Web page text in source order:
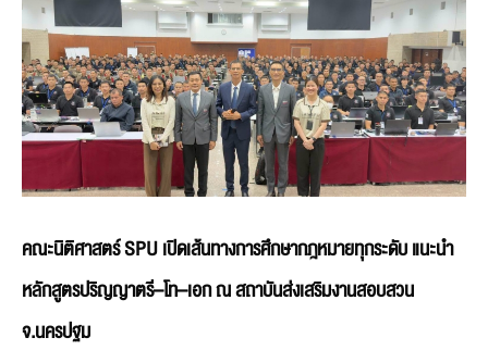
คณะนิติศาสตร์ SPU เปิดเส้นทางการศึกษากฎหมายทุกระดับ แนะนำ
หลักสูตรปริญญาตรี–โท–เอก ณ สถาบันส่งเสริมงานสอบสวน
จ.นครปฐม